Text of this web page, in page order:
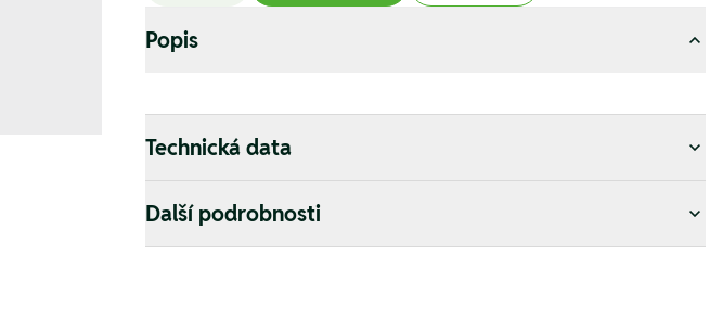
Popis
Technická data
Další podrobnosti